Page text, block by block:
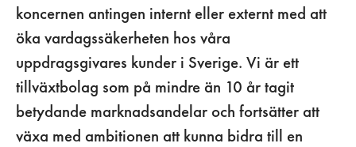
koncernen antingen internt eller externt med att
öka vardagssäkerheten hos våra
uppdragsgivares kunder i Sverige. Vi är ett
tillväxtbolag som på mindre än 10 år tagit
betydande marknadsandelar och fortsätter att
växa med ambitionen att kunna bidra till en